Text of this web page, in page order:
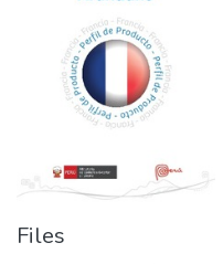
Files